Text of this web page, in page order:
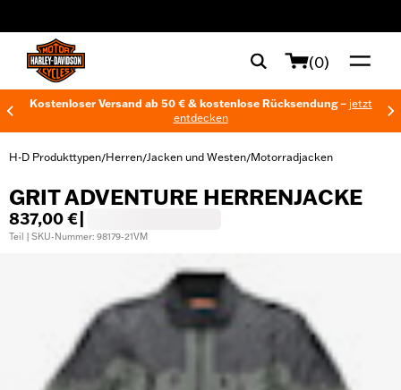
(0)
Kostenloser Versand ab 50 € & kostenlose Rücksendung – jetzt
entdecken
H-D Produkttypen/Herren/Jacken und Westen/Motorradjacken
GRIT ADVENTURE HERRENJACKE
837,00 €
Teil | SKU-Nummer: 98179-21VM